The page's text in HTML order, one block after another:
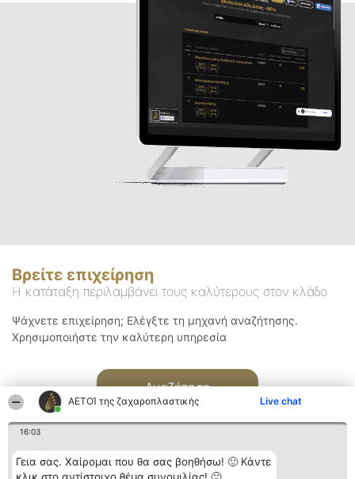
ΑΕΤΟΊ της ζαχαροπλαστικής Live chat
16:03
Γεια σας. Χαίρομαι που θα σας βοηθήσω! 🙂 Κάντε
Βρείτε επιχείρηση
Η κατάταξη περιλαμβάνει τους καλύτερους στον κλάδο
Ψάχνετε επιχείρηση; Ελέγξτε τη μηχανή αναζήτησης.
Χρησιμοποιήστε την καλύτερη υπηρεσία
Αναζήτηση